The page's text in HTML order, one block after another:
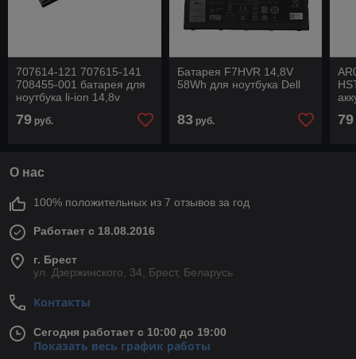
707614-121 707615-141
708455-001 батарея для
ноутбука li-ion 14,8v
79 руб.
Батарея F7HVR 14,8V
58Wh для ноутбука Dell
83руб. 79
О нас
100% положительных из 7 отзывов за год
Работает с 18.08.2016
г. Брест
ул. Дзержинского, 34, Брест, Беларусь
Контакты
Сегодня работает с 10:00 до 19:00
Показать весь график работы